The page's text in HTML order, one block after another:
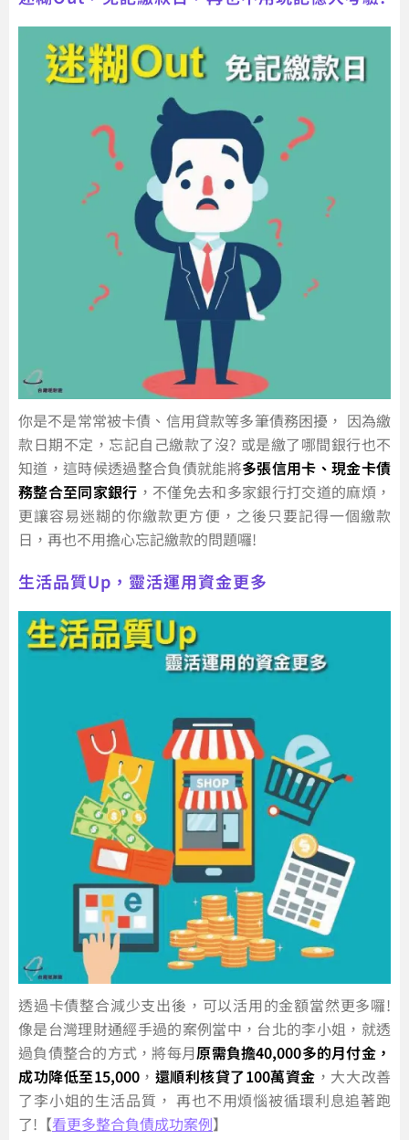
你是不是常常被卡債、信用貸款等多筆債務困擾， 因為繳
款日期不定，忘記自己繳款了沒? 或是繳了哪間銀行也不
知道，這時候透過整合負債就能將多張信用卡、現金卡債
務整合至同家銀行 ，不僅免去和多家銀行打交道的麻煩，
更讓容易迷糊的你繳款更方便，之後只要記得一個繳款
日，再也不用擔心忘記繳款的問題囉!
生活品質Up，靈活運用資金更多
透過卡債整合減少支出後，可以活用的金額當然更多囉!
像是台灣理財通經手過的案例當中，台北的李小姐，就透
過負債整合的方式，將每月原需負擔40,000多的月付金，
成功降低至15,000， 還順利核貸了100萬資金 ，大大改善
了李小姐的生活品質， 再也不用煩惱被循環利息追著跑
了!【看更多整合負債成功案例】